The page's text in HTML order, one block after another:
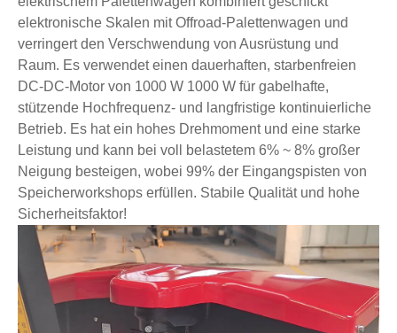
elektronische Skalen mit Offroad-Palettenwagen und
verringert den Verschwendung von Ausrüstung und
Raum. Es verwendet einen dauerhaften, starbenfreien
DC-DC-Motor von 1000 W 1000 W für gabelhafte,
stützende Hochfrequenz- und langfristige kontinuierliche
Betrieb. Es hat ein hohes Drehmoment und eine starke
Leistung und kann bei voll belastetem 6% ~ 8% großer
Neigung besteigen, wobei 99% der Eingangspisten von
Speicherworkshops erfüllen. Stabile Qualität und hohe
Sicherheitsfaktor!